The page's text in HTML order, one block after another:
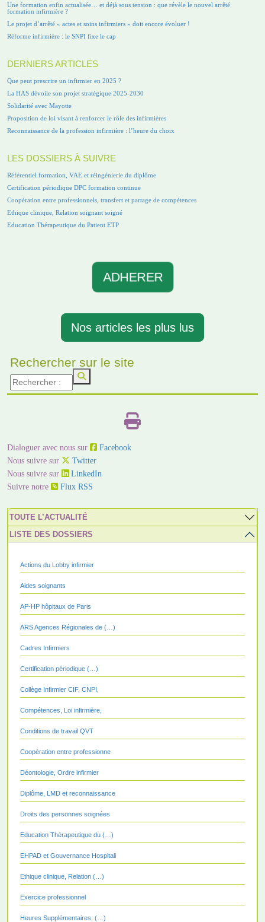
Une formation enfin actualisée… et déjà sous tension : que révèle le nouvel arrêté
formation infirmière ?
Le projet d’arrêté « actes et soins infirmiers » doit encore évoluer !
Réforme infirmière : le SNPI fixe le cap
DERNIERS ARTICLES
Que peut prescrire un infirmier en 2025 ?
La HAS dévoile son projet stratégique 2025-2030
Solidarité avec Mayotte
Proposition de loi visant à renforcer le rôle des infirmières
Reconnaissance de la profession infirmière : l’heure du choix
LES DOSSIERS À SUIVRE
Référentiel formation, VAE et réingénierie du diplôme
Certification périodique DPC formation continue
Coopération entre professionnels, transfert et partage de compétences
Ethique clinique, Relation soignant soigné
Education Thérapeutique du Patient ETP
ADHERER
Nos articles les plus lus
Rechercher sur le site
Dialoguer avec nous sur
Facebook
Nous suivre sur
Twitter
Nous suivre sur
LinkedIn
Suivre notre
Flux RSS
TOUTE L’ACTUALITÉ
LISTE DES DOSSIERS
Actions du Lobby infirmier
Aides soignants
AP-HP hôpitaux de Paris
ARS Agences Régionales de (…)
Cadres Infirmiers
Certification périodique (…)
Collège Infirmier CIF, CNPI,
Compétences, Loi infirmière,
Conditions de travail QVT
Coopération entre professionne
Déontologie, Ordre infirmier
Diplôme, LMD et reconnaissance
Droits des personnes soignées
Education Thérapeutique du (…)
EHPAD et Gouvernance Hospitali
Ethique clinique, Relation (…)
Exercice professionnel
Heures Supplémentaires, (…)